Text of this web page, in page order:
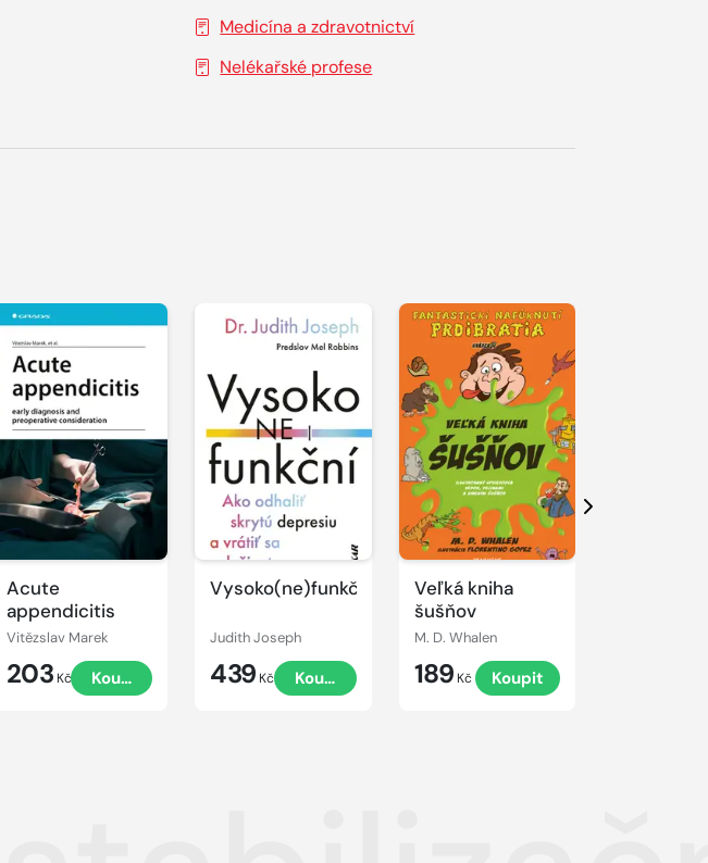
Medicína a zdravotnictví
Nelékařské profese
Acute
appendicitis
Vitězslav Marek
203 Kč Koupit
Vysoko(ne)funkční
Judith Joseph
439 Kč Koupit
Veľká kniha
šušňov
M. D. Whalen
189 Kč Koupit
Další